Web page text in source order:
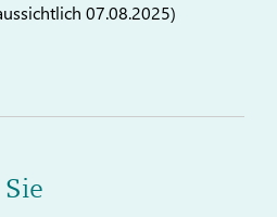
07.08.2025)